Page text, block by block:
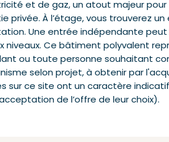
et de gaz, un atout majeur
privée. À l’étage, vous trouverez
Une entrée indépendante
niveaux. Ce bâtiment polyvalent
ou toute personne souhaitant
selon projet, à obtenir par
sur ce site ont un caractère
de l’offre de leur choix).